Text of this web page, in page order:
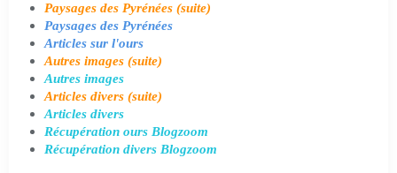
Paysages des Pyrénées (suite)
Paysages des Pyrénées
Articles sur l'ours
Autres images (suite)
Autres images
Articles divers (suite)
Articles divers
Récupération ours Blogzoom
Récupération divers Blogzoom